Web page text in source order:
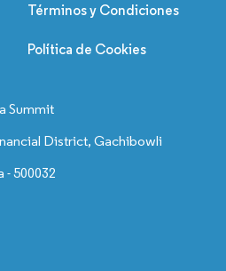
Términos y Condiciones
Política de Cookies
Summit
District, Gachibowli
- 500032